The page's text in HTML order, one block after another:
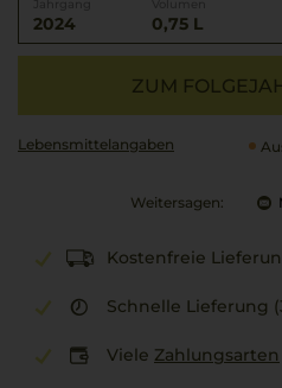
2024 0,75 L
ZUM
Lebensmittel­angaben
Weitersagen:
Kostenfreie
Schnelle Lieferung
Viele Zahlungsarten